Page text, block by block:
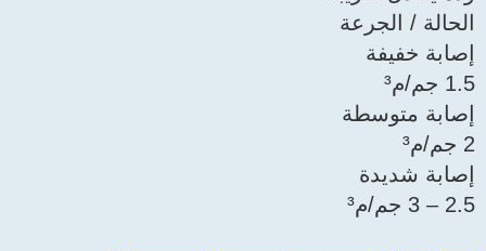
الحالة / الجرعة
إصابة خفيفة
1.5 جم/م³
إصابة متوسطة
2 جم/م³
إصابة شديدة
2.5 – 3 جم/م³